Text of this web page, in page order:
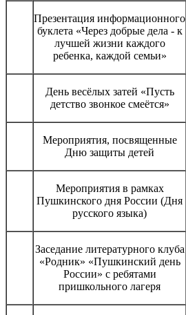
Презентация информационного
буклета «Через добрые дела - к
лучшей жизни каждого
ребенка, каждой семьи»
День весёлых затей «Пусть
детство звонкое смеётся»
Мероприятия, посвященные
Дню защиты детей
Мероприятия в рамках
Пушкинского дня России (Дня
русского языка)
Заседание литературного клуба
«Родник» «Пушкинский день
России» с ребятами
пришкольного лагеря